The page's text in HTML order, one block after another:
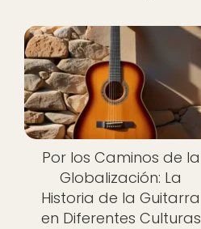
Por los Caminos de la
Globalización: La
Historia de la Guitarra
en Diferentes Culturas